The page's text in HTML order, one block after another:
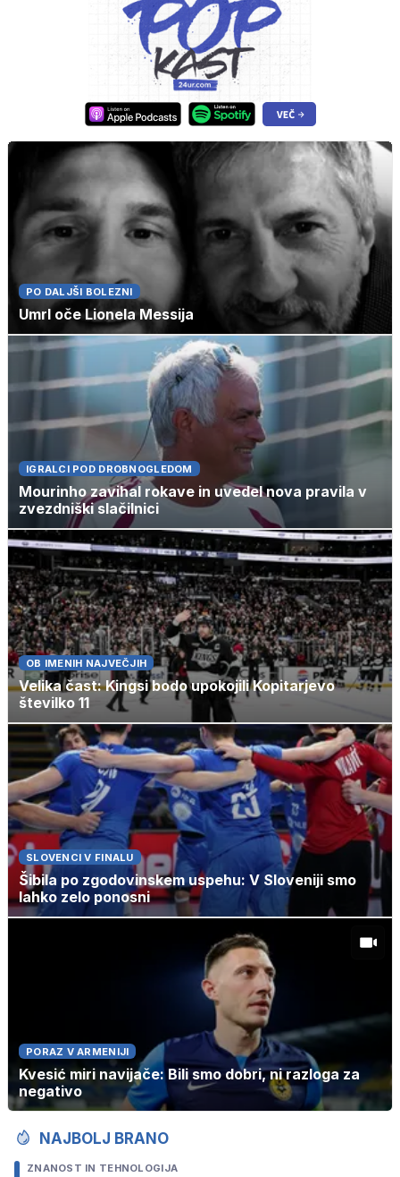
PO DALJŠI BOLEZNI
Umrl oče Lionela Messija
IGRALCI POD DROBNOGLEDOM
Mourinho zavihal rokave in uvedel nova pravila v
zvezdniški slačilnici
OB IMENIH NAJVEČJIH
Velika čast: Kingsi bodo upokojili Kopitarjevo
številko 11
SLOVENCI V FINALU
Šibila po zgodovinskem uspehu: V Sloveniji smo
lahko zelo ponosni
PORAZ V ARMENIJI
Kvesić miri navijače: Bili smo dobri, ni razloga za
negativo
NAJBOLJ BRANO
ZNANOST IN TEHNOLOGIJA